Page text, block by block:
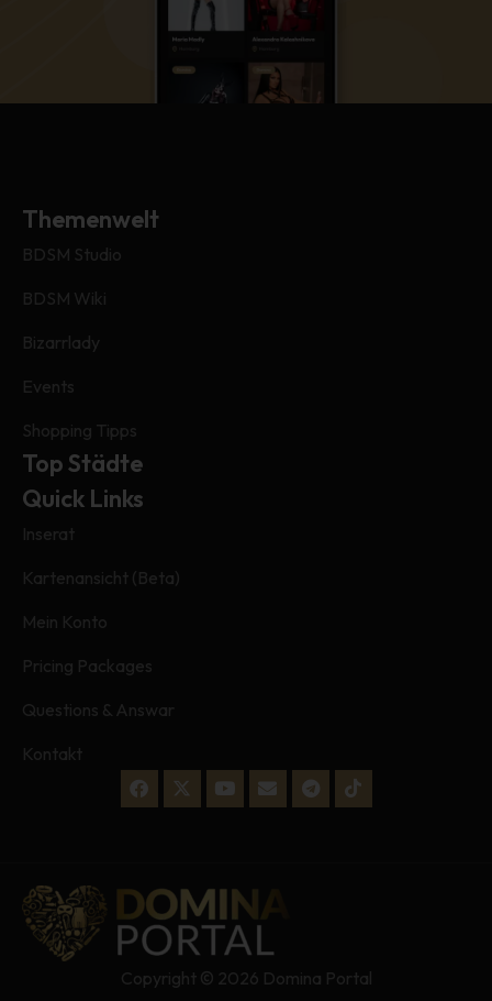
Themenwelt
BDSM Studio
BDSM Wiki
Bizarrlady
Events
Shopping Tipps
Top Städte
Quick Links
Inserat
Kartenansicht (Beta)
Mein Konto
Pricing Packages
Questions & Answar
Kontakt
Copyright © 2026 Domina Portal